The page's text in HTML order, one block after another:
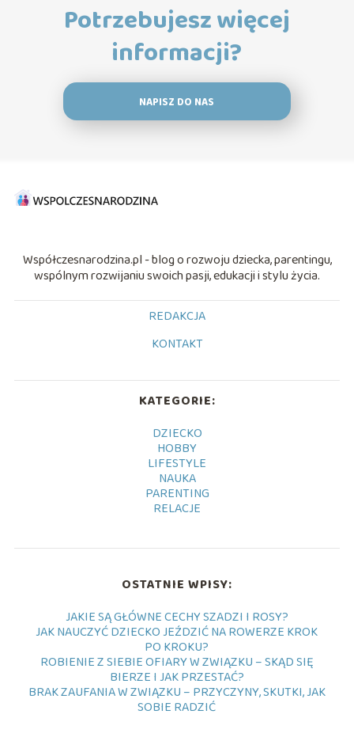
Potrzebujesz więcej
informacji?
NAPISZ DO NAS
Współczesnarodzina.pl - blog o rozwoju dziecka, parentingu,
wspólnym rozwijaniu swoich pasji, edukacji i stylu życia.
REDAKCJA
KONTAKT
KATEGORIE:
DZIECKO
HOBBY
LIFESTYLE
NAUKA
PARENTING
RELACJE
OSTATNIE WPISY:
JAKIE SĄ GŁÓWNE CECHY SZADZI I ROSY?
JAK NAUCZYĆ DZIECKO JEŹDZIĆ NA ROWERZE KROK
PO KROKU?
ROBIENIE Z SIEBIE OFIARY W ZWIĄZKU – SKĄD SIĘ
BIERZE I JAK PRZESTAĆ?
BRAK ZAUFANIA W ZWIĄZKU – PRZYCZYNY, SKUTKI, JAK
SOBIE RADZIĆ